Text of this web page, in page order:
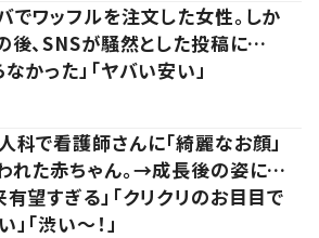
でワッフルを注文した女性。しか
後、SNSが騒然とした投稿に…
なかった」「ヤバい安い」
科で看護師さんに「綺麗なお顔」
れた赤ちゃん。→成長後の姿に…
有望すぎる」「クリクリのお目目で
「渋い～！」